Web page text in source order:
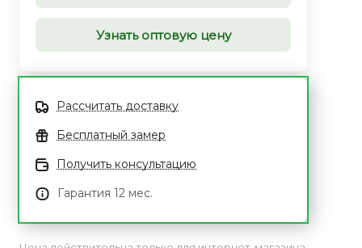
Узнать оптовую цену
Рассчитать доставку
Бесплатный замер
Получить консультацию
Гарантия 12 мес.